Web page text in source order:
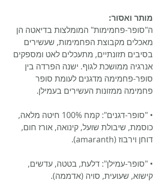
מותר ואסור:
ה"סופר-פחמימות" המומלצות בדיאטה הן
מאכלים מקבוצת הפחמימות, שעשירים
בסיבים תזונתיים, מתעכלים לאט ומספקים
אנרגיה ממושכת לגוף. ישנה הפרדה בין
סופר-פחמימה מדגנים לעומת סופר
פחמימה ממזונות העשירים בעמילן.
• "סופר-דגנים": קמח 100% חיטה מלאה,
כוסמת, שיבולת שועל, קינואה, אורז חום,
דוחן וירבוז (amaranth).
• "סופר-עמילן": דלעת, בטטה, עדשים,
קישוא, שעועית, סויה (אדממה).